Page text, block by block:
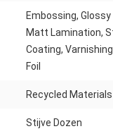
Embossing,
Matt Lamination,
Coating, Varnishing,
Foil
Recycled Materials
Stijve Dozen